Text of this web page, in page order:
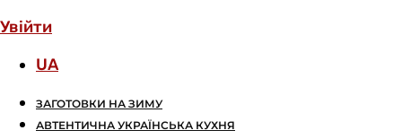
Увійти
UA
ЗАГОТОВКИ НА ЗИМУ
АВТЕНТИЧНА УКРАЇНСЬКА КУХНЯ